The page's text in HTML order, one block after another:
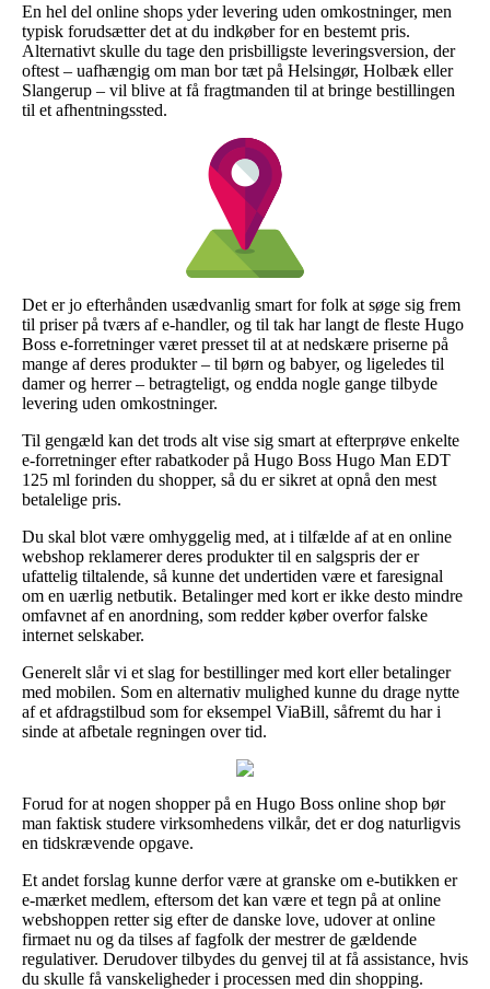
En hel del online shops yder levering uden omkostninger, men
typisk forudsætter det at du indkøber for en bestemt pris.
Alternativt skulle du tage den prisbilligste leveringsversion, der
oftest – uafhængig om man bor tæt på Helsingør, Holbæk eller
Slangerup – vil blive at få fragtmanden til at bringe bestillingen
til et afhentningssted.
Det er jo efterhånden usædvanlig smart for folk at søge sig frem
til priser på tværs af e-handler, og til tak har langt de fleste Hugo
Boss e-forretninger været presset til at at nedskære priserne på
mange af deres produkter – til børn og babyer, og ligeledes til
damer og herrer – betragteligt, og endda nogle gange tilbyde
levering uden omkostninger.
Til gengæld kan det trods alt vise sig smart at efterprøve enkelte
e-forretninger efter rabatkoder på Hugo Boss Hugo Man EDT
125 ml forinden du shopper, så du er sikret at opnå den mest
betalelige pris.
Du skal blot være omhyggelig med, at i tilfælde af at en online
webshop reklamerer deres produkter til en salgspris der er
ufattelig tiltalende, så kunne det undertiden være et faresignal
om en uærlig netbutik. Betalinger med kort er ikke desto mindre
omfavnet af en anordning, som redder køber overfor falske
internet selskaber.
Generelt slår vi et slag for bestillinger med kort eller betalinger
med mobilen. Som en alternativ mulighed kunne du drage nytte
af et afdragstilbud som for eksempel ViaBill, såfremt du har i
sinde at afbetale regningen over tid.
Forud for at nogen shopper på en Hugo Boss online shop bør
man faktisk studere virksomhedens vilkår, det er dog naturligvis
en tidskrævende opgave.
Et andet forslag kunne derfor være at granske om e-butikken er
e-mærket medlem, eftersom det kan være et tegn på at online
webshoppen retter sig efter de danske love, udover at online
firmaet nu og da tilses af fagfolk der mestrer de gældende
regulativer. Derudover tilbydes du genvej til at få assistance, hvis
du skulle få vanskeligheder i processen med din shopping.